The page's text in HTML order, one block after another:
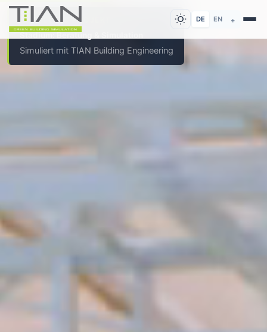
DE EN +
AKTUELLES PROJEKT
Stadium: Beratung & Simulation
Simuliert mit TIAN Building Engineering